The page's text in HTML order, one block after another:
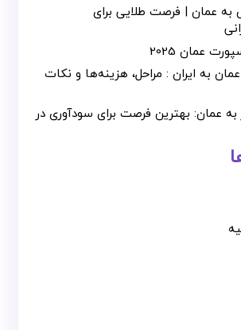
عمان | فرصت طلایی برای
عمان 2025
به ایران : مراحل، هزینه‌ها و نکات
عمان: بهترین فرصت برای سودآوری در